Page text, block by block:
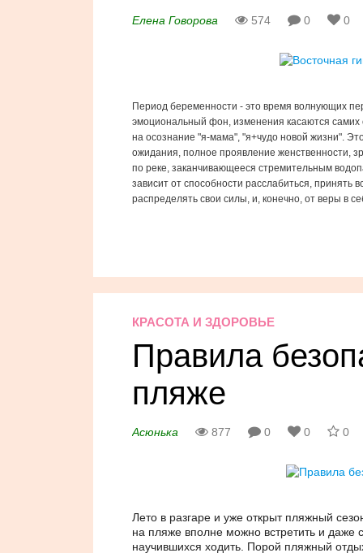
Елена Говорова 574 0 0
Период беременности - это время волнующих
эмоциональный фон, изменения касаются самих
на осознание "я-мама", "я+чудо новой жизни".
ожидания, полное проявление женственности,
по реке, заканчивающееся стремительным
зависит от способности расслабиться, принять
распределять свои силы, и, конечно, от веры в
КРАСОТА И ЗДОРОВЬЕ
Правила
пляже
Асюнька 877 0 0 0
Лето в разгаре и уже открыт пляжный
на пляже вполне можно встретить и даже
научившихся ходить. Порой пляжный